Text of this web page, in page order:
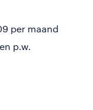
per maand
p.w.